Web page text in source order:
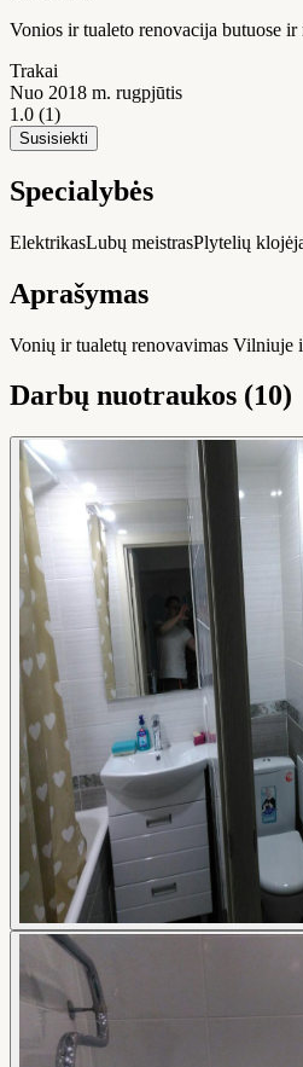
Vonios ir tualeto renovacija butuose ir
Trakai
Nuo 2018 m. rugpjūtis
1.0 (1)
Susisiekti
Specialybės
ElektrikasLubų meistrasPlytelių
Aprašymas
Vonių ir tualetų renovavimas Vilniuje
Darbų nuotraukos (10)